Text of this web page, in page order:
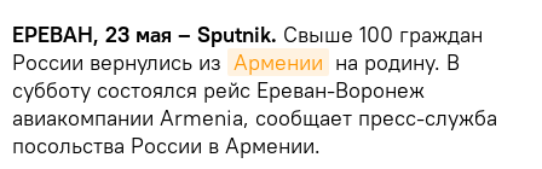
ЕРЕВАН, 23 мая – Sputnik. Свыше 100 граждан
России вернулись из Армении на родину. В
субботу состоялся рейс Ереван-Воронеж
авиакомпании Armenia, сообщает пресс-служба
посольства России в Армении.